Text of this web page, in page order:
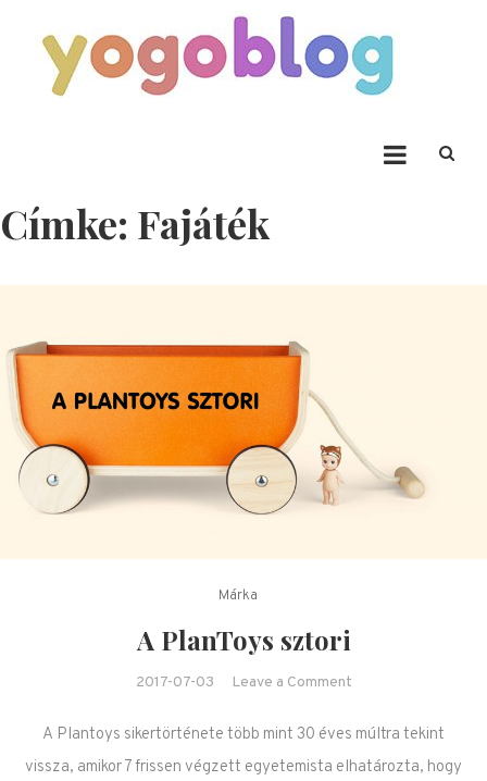
Címke: Fajáték
Márka
A PlanToys sztori
2017-07-03 Leave a Comment
A Plantoys sikertörténete több mint 30 éves múltra tekint
vissza, amikor 7 frissen végzett egyetemista elhatározta, hogy